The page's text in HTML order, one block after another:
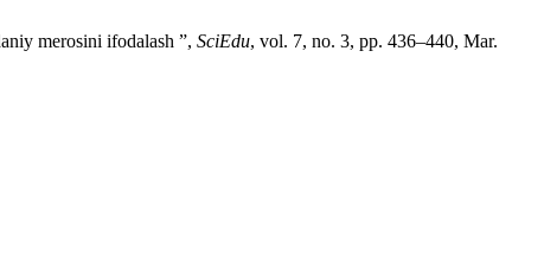
merosini ifodalash ”, SciEdu, vol. 7, no. 3, pp. 436–440, Mar.